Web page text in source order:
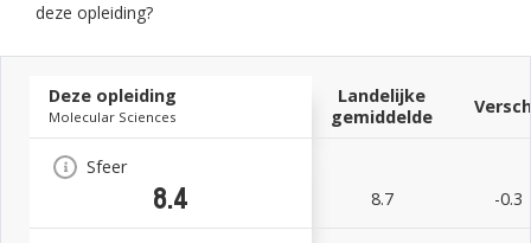
deze opleiding?
Deze opleiding
Molecular Sciences
Landelijke
gemiddelde
Sfeer
8.4 8.7 -0.3